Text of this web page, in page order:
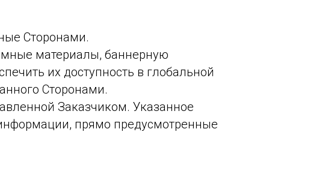
Сторонами.
материалы, баннерную
их доступность в глобальной
Сторонами.
Заказчиком. Указанное
прямо предусмотренные